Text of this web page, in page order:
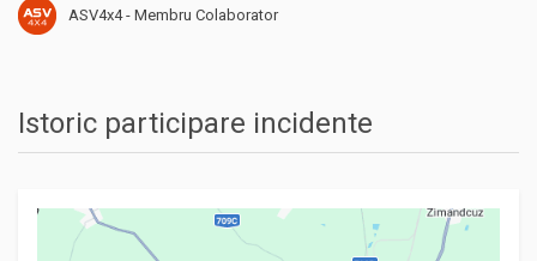
ASV4x4 - Membru Colaborator
Istoric participare incidente